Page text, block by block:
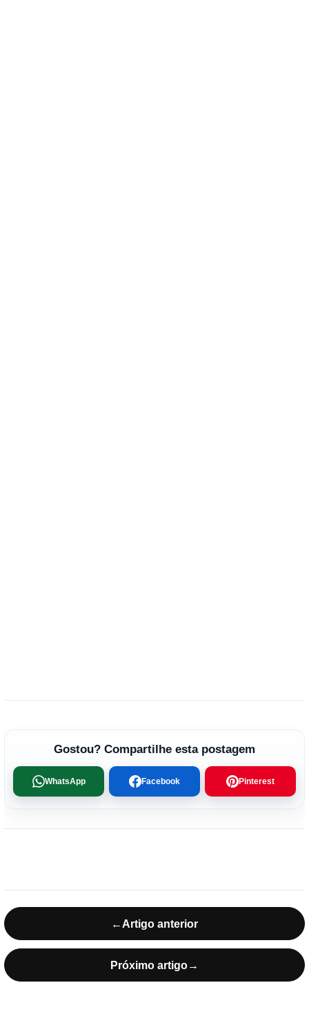
Gostou? Compartilhe esta postagem
WhatsApp Facebook Pinterest
← Artigo anterior
Próximo artigo→